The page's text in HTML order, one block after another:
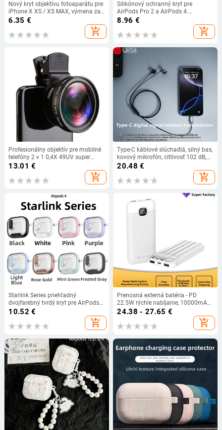
Nový kryt objektívu fotoaparátu pre
iPhone X XS / XS MAX, výmena za
sekundy pre iPhone 11 Pro, nálepka
fotoaparátu
6.35 €
add_shopping_cart
Silikónový ochranný kryt pre
AirPods Pro 2 a AirPods 4.
generáciu – farba Matcha modrá,
8.96 €
add_shopping_cart
Profesionálny objektív pre mobilné
telefóny 2 v 1 0,4X 49UV super
širokouhlý + makro objektív s
univerzálnym klipom 37 mm pre
iPhone a Android
13.01 €
add_shopping_cart
Type-C káblové slúchadlá, silný bas,
kovový mikrofón, citlivosť 102 dB,
dĺžka kábla 120 cm
20.48 €
add_shopping_cart
Starlink Series priehľadný
dvojfarebný tvrdý kryt pre AirPods
Pro 2. generáciu
10.52 €
add_shopping_cart
Prenosná externá batéria - PD
22.5W rýchle nabíjanie, 10000mAh,
QC3.0, Li-ion polymerová batéria,
24.38 - 27.65 €
add_shopping_cart